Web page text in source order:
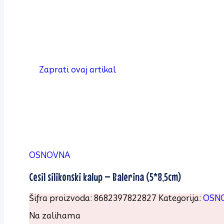
Zaprati ovaj artikal
OSNOVNA
Cesil silikonski kalup – Balerina (5*8,5cm)
Šifra proizvoda: 8682397822827 Kategorija:
Na zalihama